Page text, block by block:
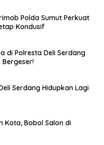
Polda Sumut Perkuat
Kondusif
di Polresta Deli Serdang
Serdang Hidupkan Lagi
Kota, Bobol Salon di